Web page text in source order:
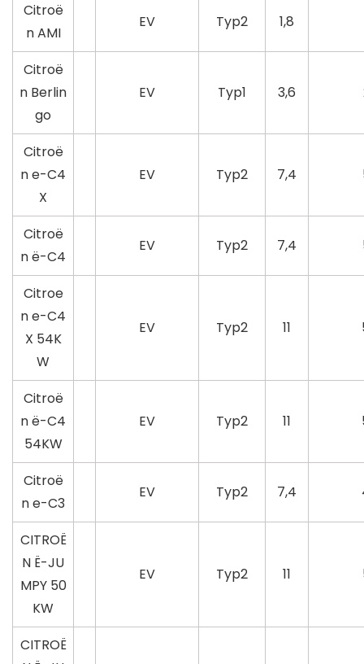
Citroë
n AMI
EV Typ2 1,8
Citroë
n Berlin
go
EV Typ1 3,6
Citroë
n e-C4
X
EV Typ2 7,4
Citroë
n ë-C4
EV Typ2 7,4
Citroe
n e-C4
X 54K
W
EV Typ2 11
Citroë
n ë-C4
54KW
EV Typ2 11
Citroë
n e-C3
EV Typ2 7,4
CITROË
N Ë-JU
MPY 50
KW
EV Typ2 11
CITROË